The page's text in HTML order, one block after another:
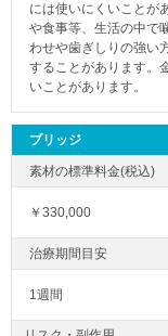
には使いにくいことが
や食事等、生活の中で
わせや歯ぎしりの強い
することがあります。
いことがあります。
ブリッジ
￥330,000
1週間